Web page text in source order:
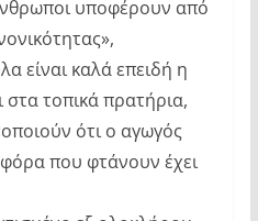
υποφέρουν από
είναι καλά επειδή η
στα τοπικά πρατήρια,
ότι ο αγωγός
που φτάνουν έχει